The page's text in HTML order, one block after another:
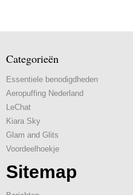
Categorieën
Essentiele benodigdheden
Aeropuffing Nederland
LeChat
Kiara Sky
Glam and Glits
Voordeelhoekje
Sitemap